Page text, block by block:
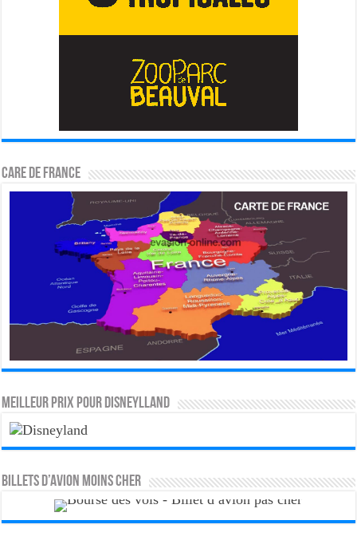
CARE DE FRANCE
MEILLEUR PRIX POUR DISNEYLLAND
Billets d’avion moins cher